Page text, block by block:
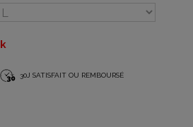
30J SATISFAIT OU REMBOURSÉ